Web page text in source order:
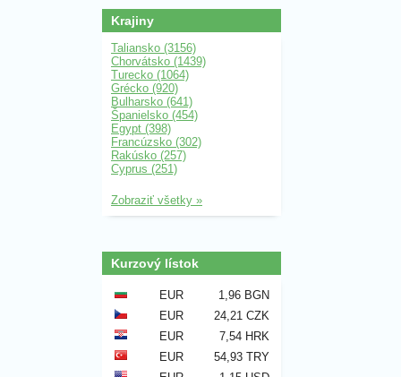
Krajiny
Taliansko (3156)
Chorvátsko (1439)
Turecko (1064)
Grécko (920)
Bulharsko (641)
Španielsko (454)
Egypt (398)
Francúzsko (302)
Rakúsko (257)
Cyprus (251)
Zobraziť všetky »
Kurzový lístok
EUR
1,96 BGN
EUR
24,21 CZK
EUR
7,54 HRK
EUR
54,93 TRY